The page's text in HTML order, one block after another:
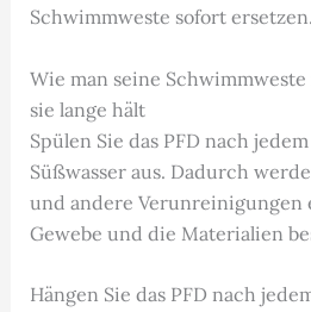
Schwimmweste sofort ersetzen.
Wie man seine
sie lange hält
Spülen Sie das PFD nach
Süßwasser aus. Dadurch
und andere Verunreinigungen
Gewebe und die Materialien
Hängen Sie das PFD nach